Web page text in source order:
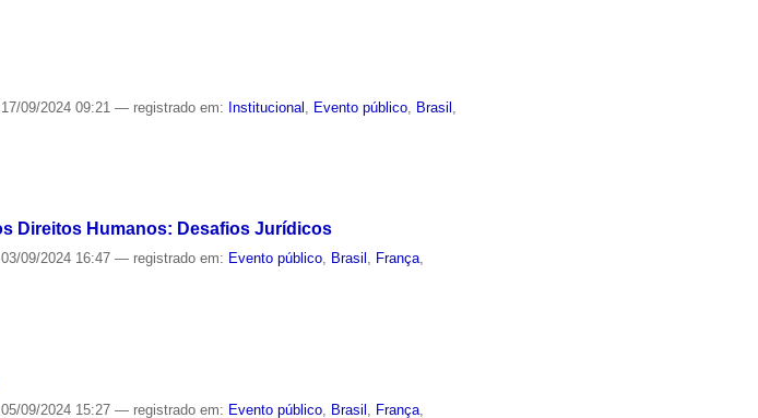
17/09/2024 09:21— registrado em: Institucional Evento público Brasil
Direitos Humanos: Desafios Jurídicos
03/09/2024 16:47— registrado em: Evento público, Brasil , França,
05/09/2024 15:27— registrado em: Evento público, Brasil , França,